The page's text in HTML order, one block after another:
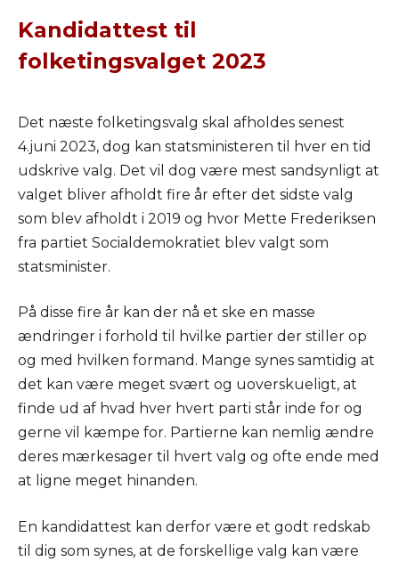
Kandidattest til
folketingsvalget 2023
Det næste folketingsvalg skal afholdes senest
4.juni 2023, dog kan statsministeren til hver en tid
udskrive valg. Det vil dog være mest sandsynligt at
valget bliver afholdt fire år efter det sidste valg
som blev afholdt i 2019 og hvor Mette Frederiksen
fra partiet Socialdemokratiet blev valgt som
statsminister.
På disse fire år kan der nå et ske en masse
ændringer i forhold til hvilke partier der stiller op
og med hvilken formand. Mange synes samtidig at
det kan være meget svært og uoverskueligt, at
finde ud af hvad hver hvert parti står inde for og
gerne vil kæmpe for. Partierne kan nemlig ændre
deres mærkesager til hvert valg og ofte ende med
at ligne meget hinanden.
En kandidattest kan derfor være et godt redskab
til dig som synes, at de forskellige valg kan være